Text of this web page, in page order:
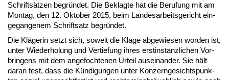
Schriftsätzen be­gründet. Die Be­klag­te hat die Be­ru­fung mit am
Mon­tag, den 12. Ok­to­ber 2015, beim Lan­des­ar­beits­ge­richt ein­
ge­gan­ge­nem Schrift­satz be­gründet.
Die Kläge­rin setzt sich, so­weit die Kla­ge ab­ge­wie­sen wor­den ist,
un­ter Wie­der­ho­lung und Ver­tie­fung ih­res erst­in­stanz­li­chen Vor­
brin­gens mit dem an­ge­foch­te­nen Ur­teil aus­ein­an­der. Sie hält
dar­an fest, dass die Kündi­gun­gen un­ter Kon­zern­ge­sichts­punk­